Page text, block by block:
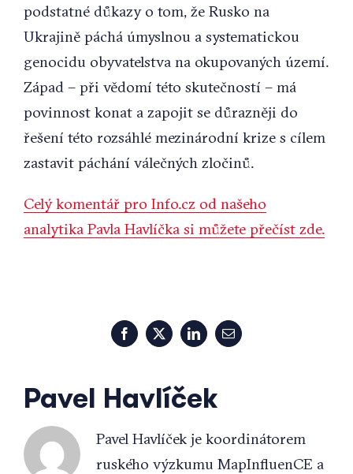
podstatné důkazy o tom, že Rusko na
Ukrajině páchá úmyslnou a systematickou
genocidu obyvatelstva na okupovaných území.
Západ – při vědomí této skutečností – má
povinnost konat a zapojit se důrazněji do
řešení této rozsáhlé mezinárodní krize s cílem
zastavit páchání válečných zločinů.
Celý komentář pro Info.cz od našeho
analytika Pavla Havlíčka si můžete přečíst zde.
Facebook
X LinkedInEmail
Pavel Havlíček
Pavel Havlíček je koordinátorem
ruského výzkumu MapInfluenCE a